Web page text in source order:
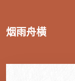
烟雨舟横